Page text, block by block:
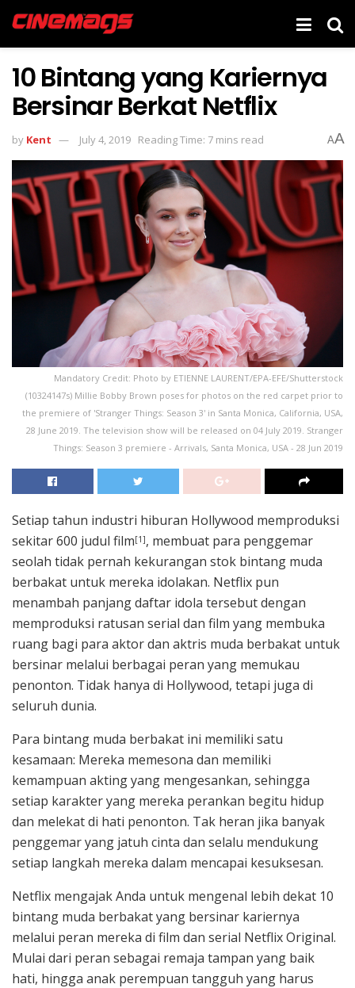
10 Bintang yang Kariernya
Bersinar Berkat Netflix
by Kent July 4, 2019 Reading Time: 7 mins read AA
Mandatory Credit: Photo by ETIENNE LAURENT/EPA-EFE/Shutterstock
(10324147s) Millie Bobby Brown poses for photos on the red carpet prior to
the premiere of 'Stranger Things: Season 3' in Santa Monica, California, USA,
28 June 2019. The television show will be released on 04 July 2019. Stranger
Things: Season 3 premiere - Arrivals, Santa Monica, USA - 28 Jun 2019
Setiap tahun industri hiburan Hollywood memproduksi
sekitar 600 judul film[1], membuat para penggemar
seolah tidak pernah kekurangan stok bintang muda
berbakat untuk mereka idolakan. Netflix pun
menambah panjang daftar idola tersebut dengan
memproduksi ratusan serial dan film yang membuka
ruang bagi para aktor dan aktris muda berbakat untuk
bersinar melalui berbagai peran yang memukau
penonton. Tidak hanya di Hollywood, tetapi juga di
seluruh dunia.
Para bintang muda berbakat ini memiliki satu
kesamaan: Mereka memesona dan memiliki
kemampuan akting yang mengesankan, sehingga
setiap karakter yang mereka perankan begitu hidup
dan melekat di hati penonton. Tak heran jika banyak
penggemar yang jatuh cinta dan selalu mendukung
setiap langkah mereka dalam mencapai kesuksesan.
Netflix mengajak Anda untuk mengenal lebih dekat 10
bintang muda berbakat yang bersinar kariernya
melalui peran mereka di film dan serial Netflix Original.
Mulai dari peran sebagai remaja tampan yang baik
hati, hingga anak perempuan tangguh yang harus